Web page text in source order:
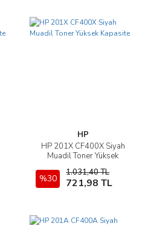
HP
HP 201X CF400X Siyah
Muadil Toner Yüksek
%30
1.031,40 TL
721,98 TL
İncele
Sepete Ekle